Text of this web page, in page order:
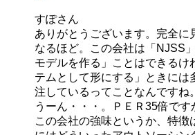
すぽさん
ありがとうございます。完全に
なるほど。この会社は「NJSS
モデルを作る」ことはできるけ
テムとして形にする」ときには
注しているってことなんですね
うーん・・・。ＰＥＲ35倍です
この会社の強味というか、特徴